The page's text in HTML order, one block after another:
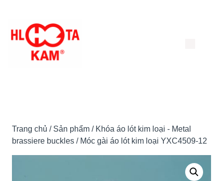
đến
Trang chủ / Sản phẩm / Khóa áo lót kim loại - Metal
brassiere buckles / Móc gài áo lót kim loại YXC4509-12